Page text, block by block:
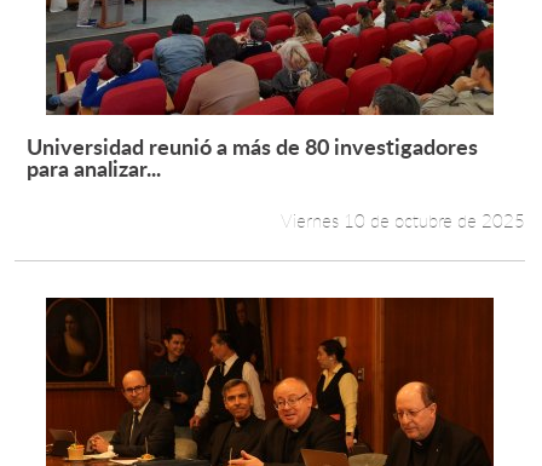
Leer más +
Universidad reunió a más de 80 investigadores
para analizar...
Viernes 10 de octubre de 2025